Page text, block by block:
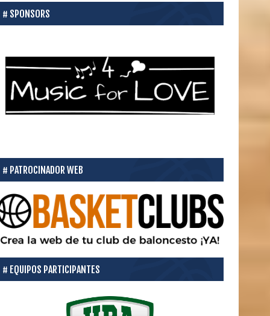
SPONSORS
PATROCINADOR WEB
EQUIPOS PARTICIPANTES